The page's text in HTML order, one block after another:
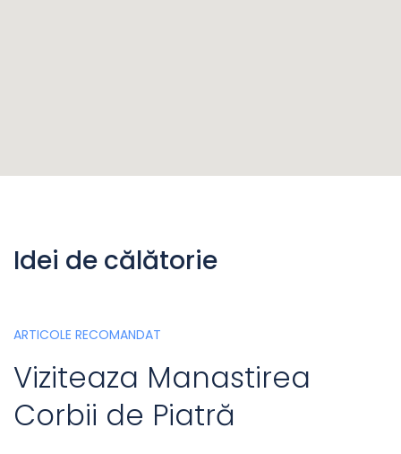
Idei de călătorie
ARTICOLE RECOMANDAT
Viziteaza Manastirea
Corbii de Piatră